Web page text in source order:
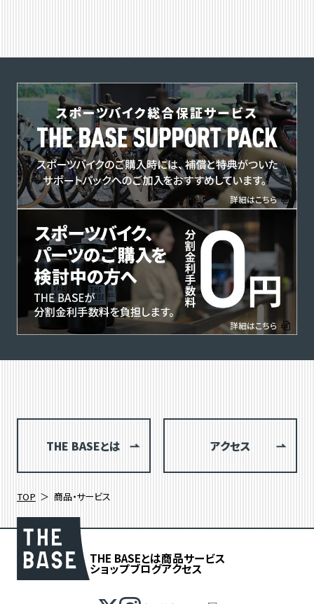
THE BASEとは アクセス
TOP 商品・サービス
THE BASEとは商品サービス
ショップブログアクセス